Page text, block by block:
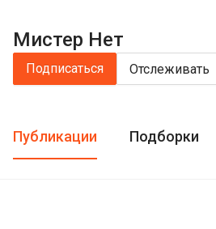
Мистер Нет
Подписаться Отслеживать
Публикации Подборки